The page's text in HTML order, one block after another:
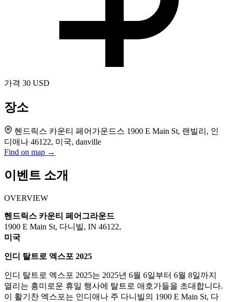
가격 30 USD
장소
헨드릭스 카운티 페어가운드스 1900 E Main St, 랜빌리, 인
디애나 46122, 미국, danville
Find on map →
이벤트 소개
OVERVIEW
헨드릭스 카운티 페어그라운드
1900 E Main St, 다니빌, IN 46122,
미국
인디 탈트로 엑스포 2025
인디 탈트로 엑스포 2025는 2025년 6월 6일부터 6월 8일까지
열리는 흥미로운 휴일 행사에 탈트로 애호가들을 초대합니다.
이 활기찬 엑스포는 인디애나 주 다니빌의 1900 E Main St, 다